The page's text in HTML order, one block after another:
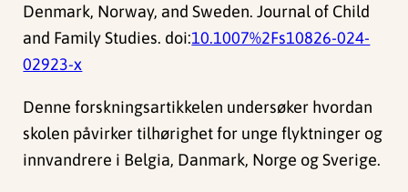
Denmark, Norway, and Sweden. Journal of Child
and Family Studies. doi:10.1007%2Fs10826-024-
02923-x
Denne forskningsartikkelen undersøker hvordan
skolen påvirker tilhørighet for unge flyktninger og
innvandrere i Belgia, Danmark, Norge og Sverige.